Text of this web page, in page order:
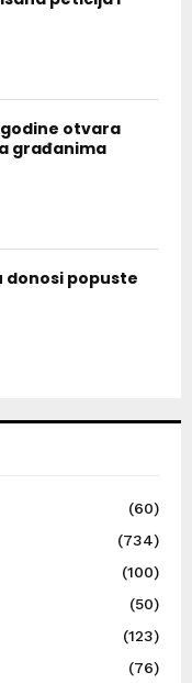
godine otvara
građanima
donosi popuste
(60)
(734)
(100)
(50)
(123)
(76)